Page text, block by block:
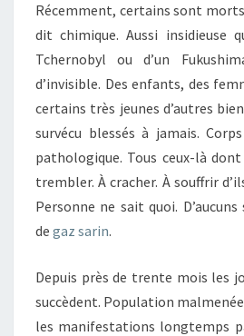
Récemment, certains sont morts
dit chimique. Aussi insidieuse
Tchernobyl ou d’un
d’invisible. Des enfants, des
certains très jeunes d’autres
survécu blessés à jamais.
pathologique. Tous ceux-là
trembler. À cracher. À souffrir
Personne ne sait quoi.
de gaz sarin.
Depuis près de trente mois les
succèdent. Population
les manifestations longtemps